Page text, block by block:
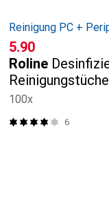
Reinigung PC +
CHF
5.90
Roline
100x
6